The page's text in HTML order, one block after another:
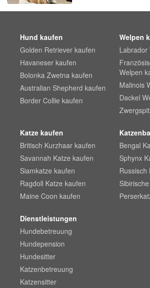
Hund kaufen
Golden Retriever kaufen
Havaneser kaufen
Bolonka Zwetna kaufen
Australian Shepherd kaufen
Border Collie kaufen
Welpen
Labrador
Welpen
Malinois
Dackel
Katze kaufen
Britisch Kurzhaar kaufen
Savannah Katze kaufen
Siamkatze kaufen
Ragdoll Katze kaufen
Maine Coon kaufen
Bengal
Sphynx
Russisch
Dienstleistungen
Hundebetreuung
Hundepension
Hundesitter
Katzenbetreuung
Katzensitter